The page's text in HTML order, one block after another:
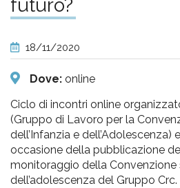
pr
l'infanzia
e
futuro?
18/11/2020
Dove: online
Ciclo di incontri online
(Gruppo di Lavoro per la
dell’Infanzia e dell’Adolescenza)
occasione della pubblicazione
monitoraggio della Convenzione
dell’adolescenza del Gruppo Crc.